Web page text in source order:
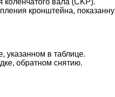
кронштейна,
указанном в таблице.
обратном снятию.